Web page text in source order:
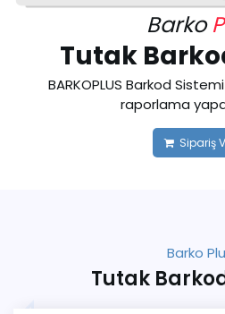
Barko
Tutak
BARKOPLUS Barkod
raporlama
Sipariş
Barko
Tutak